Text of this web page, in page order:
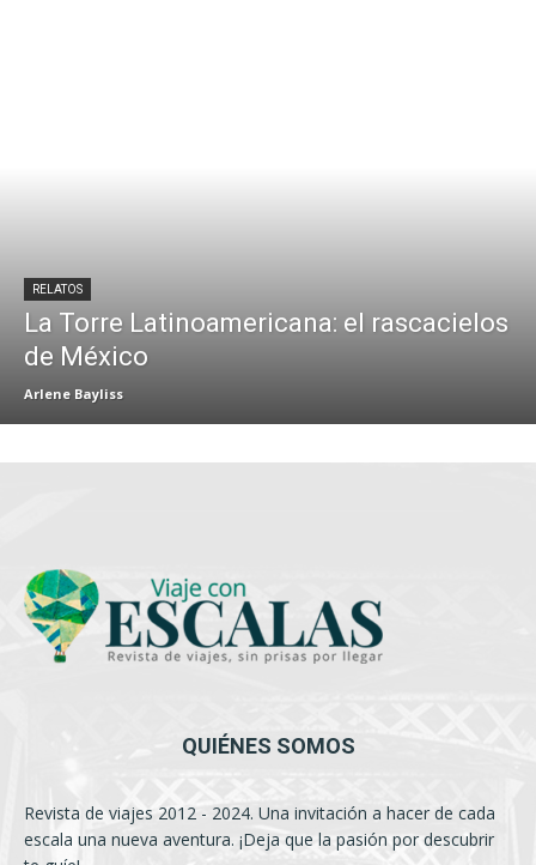
RELATOS
La Torre Latinoamericana: el rascacielos
de México
Arlene Bayliss
QUIÉNES SOMOS
Revista de viajes 2012 - 2024. Una invitación a hacer de cada
escala una nueva aventura. ¡Deja que la pasión por descubrir